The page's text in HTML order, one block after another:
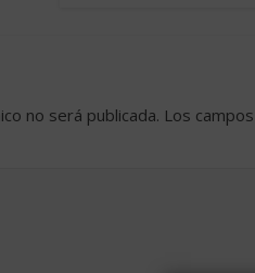
no será publicada. Los